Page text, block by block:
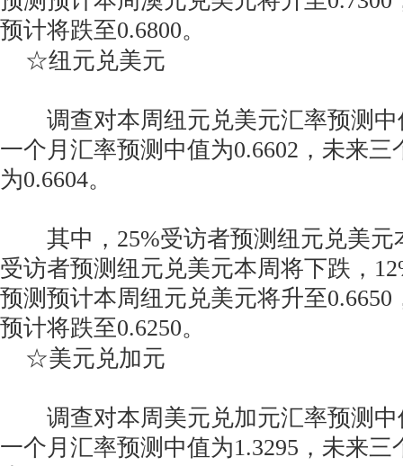
预计将跌至0.6800。
☆纽元兑美元
调查对本周纽元兑美元汇率预测中
一个月汇率预测中值为0.6602，未来
为0.6604。
其中，25%受访者预测纽元兑美元
受访者预测纽元兑美元本周将下跌，
预测预计本周纽元兑美元将升至
预计将跌至0.6250。
☆美元兑加元
调查对本周美元兑加元汇率预测中
一个月汇率预测中值为1.3295，未来